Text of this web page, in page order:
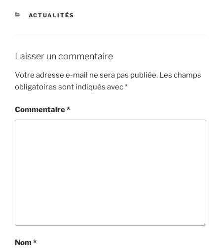
CATÉGORIES
ACTUALITÉS
Laisser un commentaire
Votre adresse e-mail ne sera pas publiée. Les champs
obligatoires sont indiqués avec*
Commentaire*
Nom*